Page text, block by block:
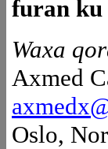
furan ku
Waxa
Axmed
Oslo,